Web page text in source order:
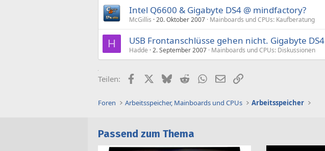
Intel Q6600 & Gigabyte DS4 @ mindfactory?
McGillis 20. Oktober 2007 Mainboards und CPUs: Kaufberatung
H USB Frontanschlüsse gehen nicht. Gigabyte DS4
Hadde 2. September 2007 Mainboards und CPUs: Diskussionen
Teilen: FacebookX (Twitter)
BlueskyRedditWhatsApp
E-MailLink
Foren Arbeitsspeicher, Mainboards und CPUs Arbeitsspeicher
Passend zum Thema